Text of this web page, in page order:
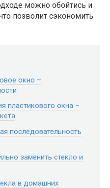
можно обойтись и
позволит сэкономить
окно –
пластикового окна –
последовательность
заменить стекло и
в домашних